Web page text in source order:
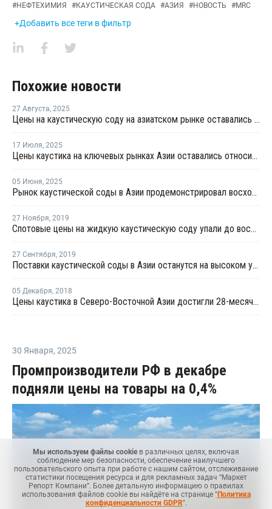
#НЕФТЕХИМИЯ #КАУСТИЧЕСКАЯ СОДА #АЗИЯ #НОВОСТЬ #MRC
+Добавить все теги в фильтр
Похожие новости
27 Августа, 2025
Цены на каустическую соду на азиатском рынке оставались стабильными
17 Июля, 2025
Цены каустика на ключевых рынках Азии оставались относительно стабильными на прошлой неделе
05 Июня, 2025
Рынок каустической соды в Азии продемонстрировал восходящий тренд в середине мая
27 Ноября, 2019
Cпотовые цены на жидкую каустическую соду упали до восьминедельного минимума в Азии
27 Сентября, 2019
Поставки каустической соды в Азии останутся на высоком уровне
05 Декабря, 2018
Цены каустика в Северо-Восточной Азии достигли 28-месячного минимума
30 Января, 2025
Промпроизводители РФ в декабре
подняли цены на товары на 0,4%
Мы используем файлы cookie в различных целях, включая
соблюдение мер безопасности, обеспечение наилучшего
пользовательского опыта при работе с нашим сайтом, отслеживание
статистики посещения ресурса и для рекламных задач “Маркет
Репорт Компани”. Более детальную информацию о правилах
использования файлов cookie вы найдёте на странице "Политика
конфиденциальности GDPR".